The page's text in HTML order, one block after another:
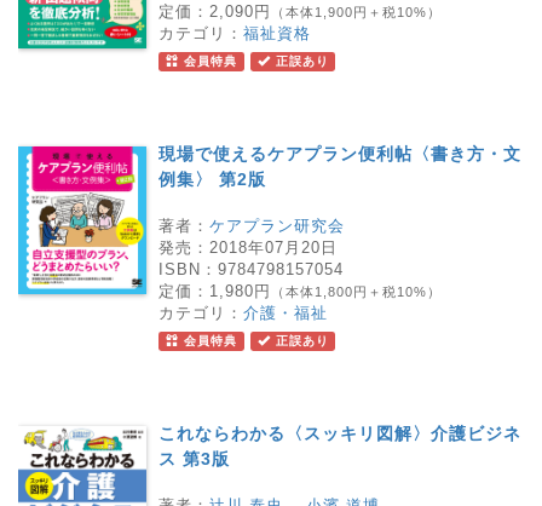
定価： 2,090円 （本体1,900円＋税10%）
カテゴリ： 福祉資格
会員特典 正誤あり
現場で使えるケアプラン便利帖〈書き方・文
例集〉 第2版
著者： ケアプラン研究会
発売： 2018年07月20日
ISBN： 9784798157054
定価： 1,980円 （本体1,800円＋税10%）
カテゴリ： 介護・福祉
会員特典 正誤あり
これならわかる〈スッキリ図解〉介護ビジネ
ス 第3版